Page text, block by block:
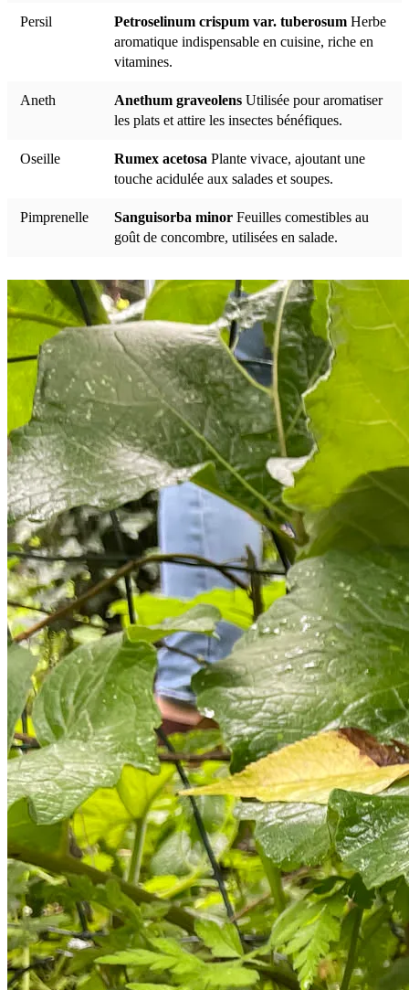
Persil Petroselinum crispum var. tuberosum Herbe
aromatique indispensable en cuisine, riche en
vitamines.
Aneth Anethum graveolens Utilisée pour aromatiser
les plats et attire les insectes bénéfiques.
Oseille Rumex acetosa Plante vivace, ajoutant une
touche acidulée aux salades et soupes.
Pimprenelle Sanguisorba minor Feuilles comestibles au
goût de concombre, utilisées en salade.